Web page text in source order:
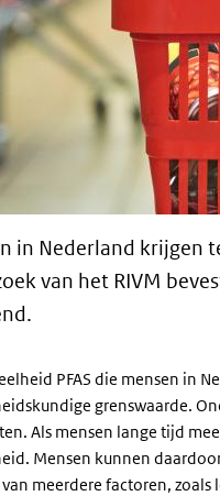
in Nederland krijgen
van het RIVM
PFAS die mensen in
grenswaarde.
Als mensen lange tijd
Mensen kunnen
meerdere factoren, zoals